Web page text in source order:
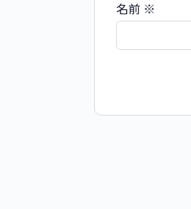
名前 ※